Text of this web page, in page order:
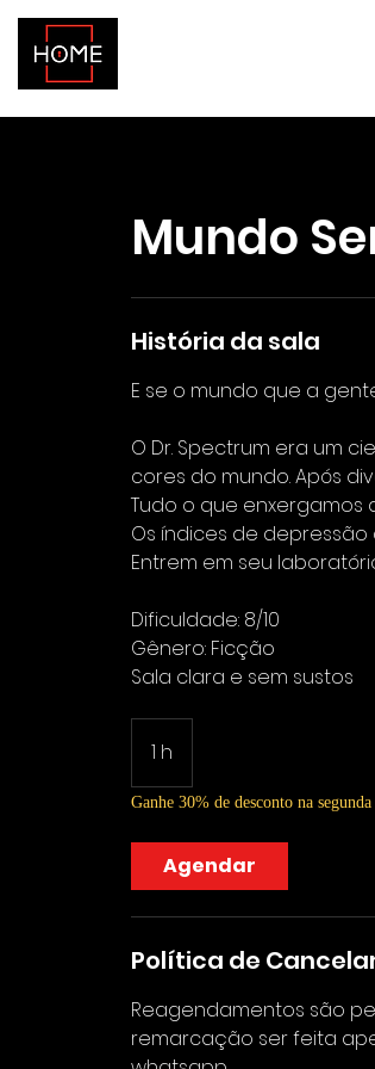
Mundo
História da sala
E se o mundo que a
O Dr. Spectrum era um
cores do mundo. Após
Tudo o que
Os índices de depressão
Entrem em seu
Dificuldade: 8/10
Gênero: Ficção
Sala clara e sem sustos
1 h
Ganhe 30% de desconto na segunda
Agendar
Política de
Reagendamentos são
remarcação ser feita